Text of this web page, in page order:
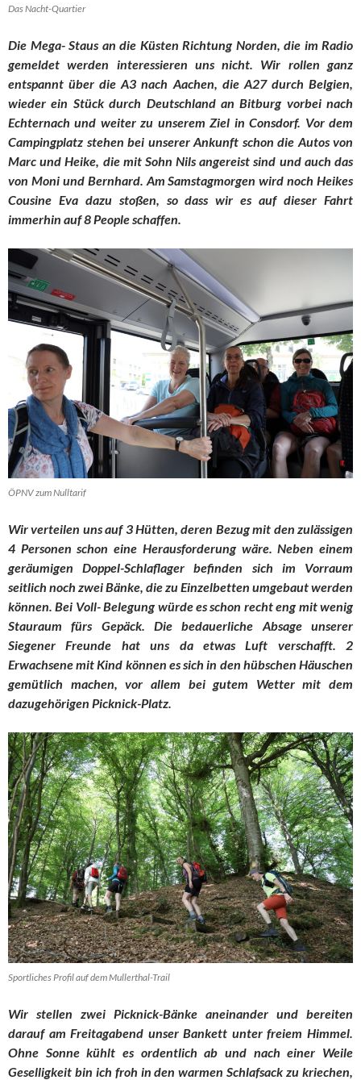
Das Nacht-Quartier
Die Mega- Staus an die Küsten Richtung Norden, die im Radio
gemeldet werden interessieren uns nicht. Wir rollen ganz
entspannt über die A3 nach Aachen, die A27 durch Belgien,
wieder ein Stück durch Deutschland an Bitburg vorbei nach
Echternach und weiter zu unserem Ziel in Consdorf. Vor dem
Campingplatz stehen bei unserer Ankunft schon die Autos von
Marc und Heike, die mit Sohn Nils angereist sind und auch das
von Moni und Bernhard. Am Samstagmorgen wird noch Heikes
Cousine Eva dazu stoßen, so dass wir es auf dieser Fahrt
immerhin auf 8 People schaffen.
ÖPNV zum Nulltarif
Wir verteilen uns auf 3 Hütten, deren Bezug mit den zulässigen
4 Personen schon eine Herausforderung wäre. Neben einem
geräumigen Doppel-Schlaflager befinden sich im Vorraum
seitlich noch zwei Bänke, die zu Einzelbetten umgebaut werden
können. Bei Voll- Belegung würde es schon recht eng mit wenig
Stauraum fürs Gepäck. Die bedauerliche Absage unserer
Siegener Freunde hat uns da etwas Luft verschafft. 2
Erwachsene mit Kind können es sich in den hübschen Häuschen
gemütlich machen, vor allem bei gutem Wetter mit dem
dazugehörigen Picknick-Platz.
Sportliches Profil auf dem Mullerthal-Trail
Wir stellen zwei Picknick-Bänke aneinander und bereiten
darauf am Freitagabend unser Bankett unter freiem Himmel.
Ohne Sonne kühlt es ordentlich ab und nach einer Weile
Geselligkeit bin ich froh in den warmen Schlafsack zu kriechen,